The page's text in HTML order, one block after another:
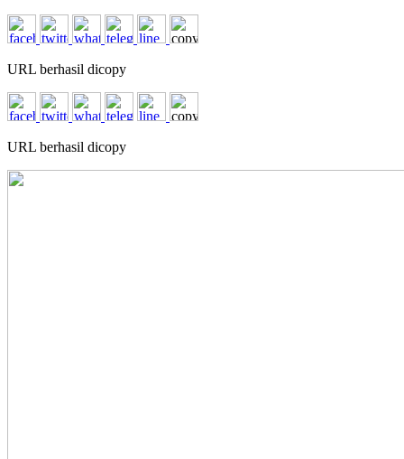
URL berhasil dicopy
URL berhasil dicopy